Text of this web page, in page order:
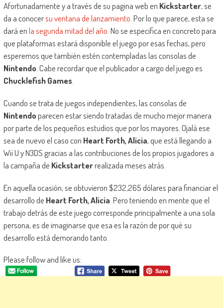
Afortunadamente y a través de su pagina web en Kickstarter, se
da a conocersu ventana de lanzamiento . Por lo que parece, esta se
dará enla segunda mitad del año . No se especifica en concreto para
que plataformas estará disponible el juego por esas fechas, pero
esperemos que también estén contempladas las consolas de
Nintendo. Cabe recordar que el publicador a cargo del juego es
Chucklefish Games.
Cuando se trata de juegos independientes, las consolas de
Nintendoparecen estar siendo tratadas de mucho mejor manera
por parte de los pequeños estudios que por los mayores. Ojalá ese
sea de nuevo el caso con Heart Forth, Alicia, que está llegando a
Wii U y N3DS gracias a las contribuciones de los propios jugadores a
la campaña de Kickstarterrealizada meses atrás.
En aquella ocasión, se obtuvieron $232,265 dólares para financiar el
desarrollo de Heart Forth, Alicia . Pero teniendo en mente que el
trabajo detrás de este juego corresponde principalmente a una sola
persona, es de imaginarse que esa es la razón de por qué su
desarrollo está demorando tanto.
Please follow and like us: